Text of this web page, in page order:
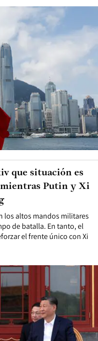
los altos mandos militares
de batalla. En tanto, el
el frente único con Xi
que situación es
Putin y Xi